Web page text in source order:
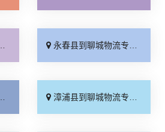
永春县到聊城物流专线_几天到达「限时必达」
漳浦县到聊城物流专线_准时准点「专线快运」